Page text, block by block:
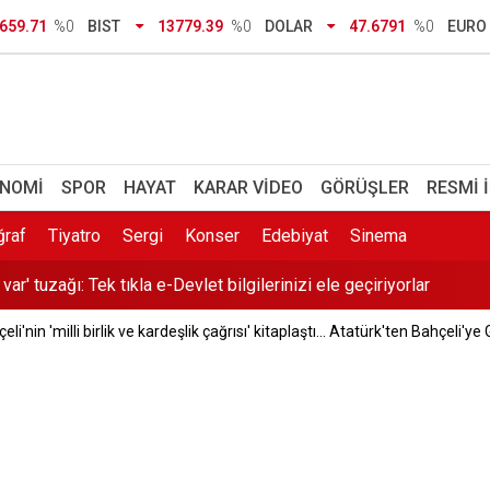
%0 BIST 13779.39 %0 DOLAR 47.6791 %0 EURO
SPOR HAYAT KARAR VIDEO GÖRÜŞLER RESMI
Tiyatro Sergi Konser Edebiyat Sinema
alarmı: Çuval çuval çöp çıktı
ayın kaçında açıklanacak? 2026 YKS tercih sonuçları ve E-
tuzağı: Tek tıkla e-Devlet bilgilerinizi ele geçiriyorlar
eşinden kan donduran ifade: Cesedi battaniyeye sarıp
Günel'den operasyon açıklaması: Yaşanan sürecin tesadüf
'milli birlik ve kardeşlik çağrısı' kitaplaştı... Atatürk'ten Bahçeli'ye